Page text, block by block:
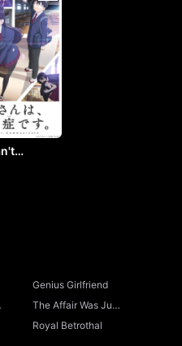
Genius Girlfriend
The Affair Was Just
the Beginning
Royal Betrothal